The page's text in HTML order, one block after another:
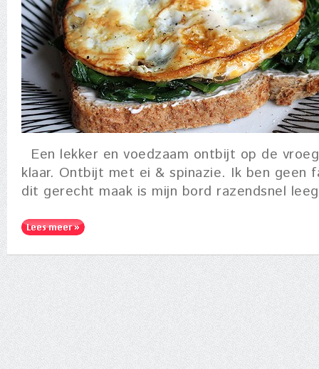
Een lekker en voedzaam ontbijt op de
klaar. Ontbijt met ei & spinazie. Ik ben geen
dit gerecht maak is mijn bord razendsnel